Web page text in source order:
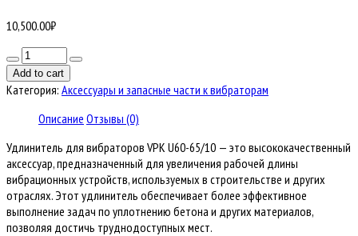
10,500.00₽
Количество
товара
Удлинитель
вибраторов
U60-
65/10
Add to cart
Категория: Аксессуары и запасные части к вибраторам
Описание Отзывы (0)
Удлинитель для вибраторов VPK U60-65/10 — это высококачественный
аксессуар, предназначенный для увеличения рабочей длины
вибрационных устройств, используемых в строительстве и других
отраслях. Этот удлинитель обеспечивает более эффективное
выполнение задач по уплотнению бетона и других материалов,
позволяя достичь труднодоступных мест.